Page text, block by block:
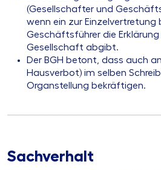
(Gesellschafter und
wenn ein zur Einzelvertretung
Geschäftsführer die
Gesellschaft abgibt.
Der BGH betont, dass auch
Hausverbot) im selben
Organstellung bekräftigen.
Sachverhalt